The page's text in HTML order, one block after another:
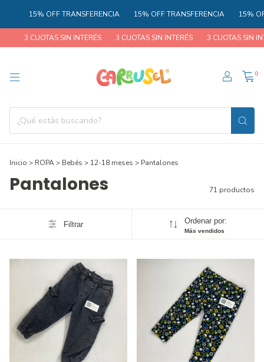
15% OFF TRANSFERENCIA 15% OFF
INTERÉS 3 CUOTAS SIN INTERÉS 3 CUOTAS SIN INTERÉS 3
0
Inicio > ROPA> Bebés > 12-18 meses > Pantalones
Pantalones 71 productos
Filtrar Ordenar por:
Más vendidos